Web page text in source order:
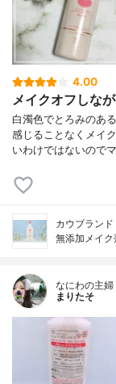
4.00
メイクオフしな
白濁色でとろみのあ
感じることなくメイ
いわけではないので
カウブランド
無添加メイク
なにわの主婦
まりたそ